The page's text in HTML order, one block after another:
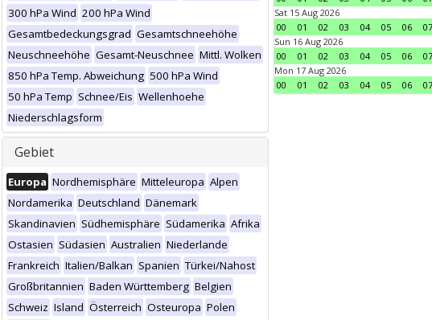
300 hPa Wind 200 hPa Wind
Gesamtbedeckungsgrad Gesamtschneehöhe
Neuschneehöhe Gesamt-Neuschnee Mittl. Wolken
850 hPa Temp. Abweichung 500 hPa Wind
50 hPa Temp Schnee/Eis Wellenhoehe
Niederschlagsform
Gebiet
Europa Nordhemisphäre Mitteleuropa Alpen
Nordamerika Deutschland Dänemark
Skandinavien Südhemisphäre Südamerika Afrika
Ostasien Südasien Australien Niederlande
Frankreich Italien/Balkan Spanien Türkei/Nahost
Großbritannien Baden Württemberg Belgien
Schweiz Island Österreich Osteuropa Polen
Sat 15 Aug 2026
00
01 02 03 04 05 06 07
Sun 16 Aug 2026
00
01 02 03 04 05 06 07
Mon 17 Aug 2026
00
01 02 03 04 05 06 07